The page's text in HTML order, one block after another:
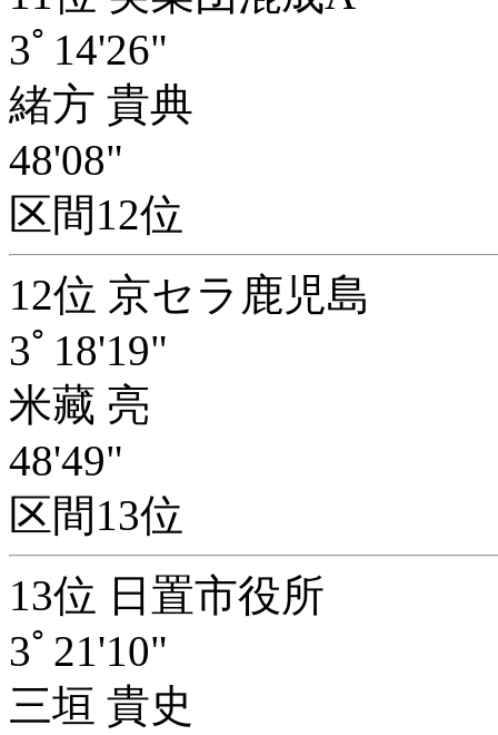
3ﾟ14'26"
緒方 貴典
48'08"
区間12位
12位 京セラ鹿児島
3ﾟ18'19"
米藏 亮
48'49"
区間13位
13位 日置市役所
3ﾟ21'10"
三垣 貴史